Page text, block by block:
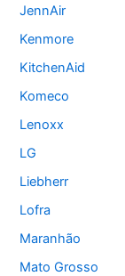
JennAir
Kenmore
KitchenAid
Komeco
Lenoxx
LG
Liebherr
Lofra
Maranhão
Mato Grosso